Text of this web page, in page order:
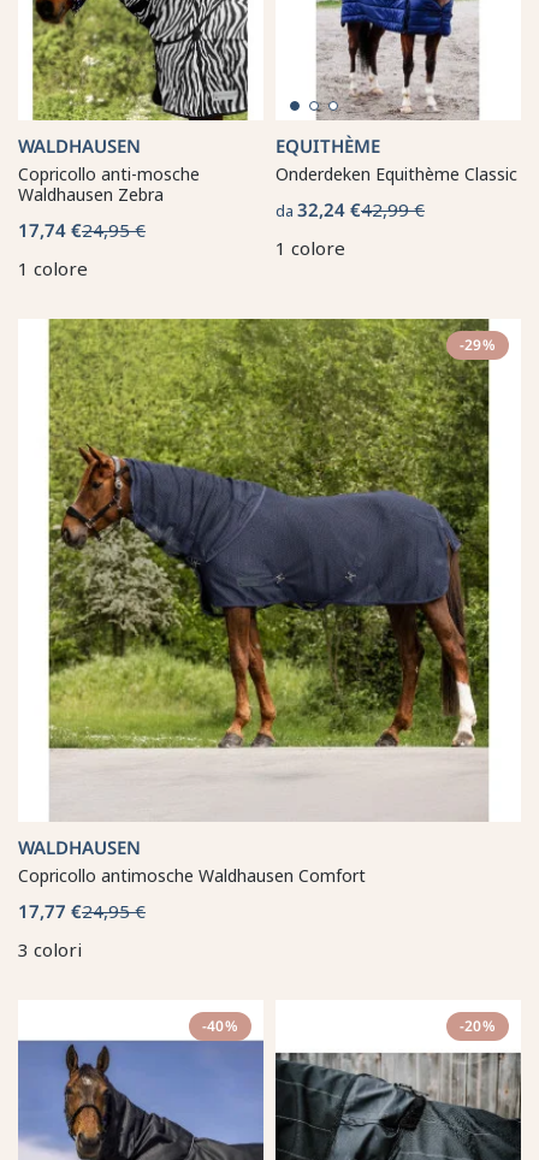
WALDHAUSEN
Copricollo anti-mosche
Waldhausen Zebra
17,74 €24,95 €
1 colore
EQUITHÈME
Onderdeken Equithème Classic
da 32,24 €42,99 €
1 colore
-29%
WALDHAUSEN
Copricollo antimosche Waldhausen Comfort
17,77 €24,95 €
3 colori
-40% -20%